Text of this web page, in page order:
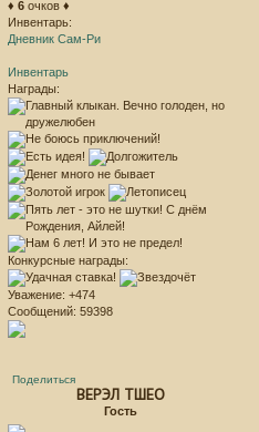
♦ 6 очков ♦
Инвентарь:
Дневник Сам-Ри
Инвентарь
Награды:
Конкурсные награды:
Уважение: +474
Сообщений: 59398
Поделиться
ВЕРЭЛ ТШЕО
Гость